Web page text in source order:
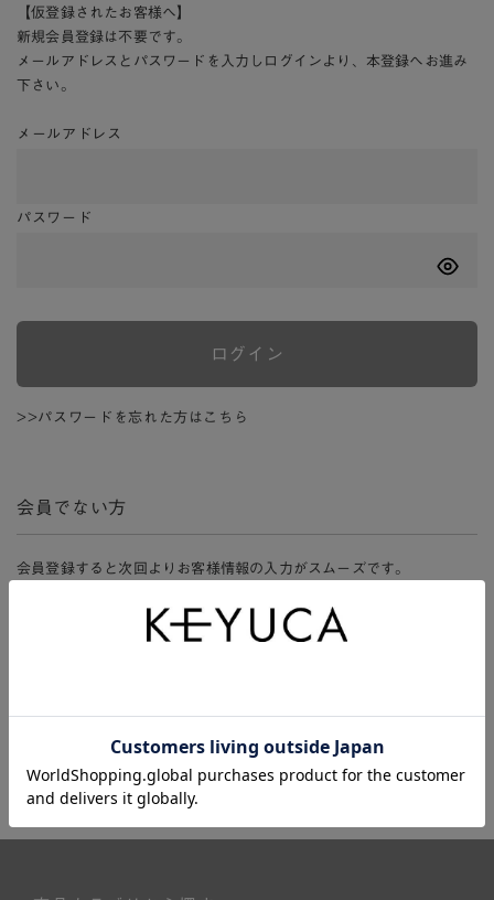
【仮登録されたお客様へ】
新規会員登録は不要です。
メールアドレスとパスワードを入力しログインより、本登録へお進み
下さい。
メールアドレス
パスワード
ログイン
>>パスワードを忘れた方はこちら
会員でない方
会員登録すると次回よりお客様情報の入力がスムーズです。
ージ、購入履歴をご利用いただけます。